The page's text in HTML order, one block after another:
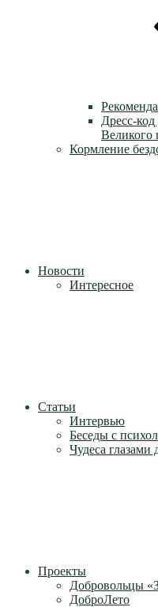
Дресс-
Великого
Кормление
Новости
Интересное
Статьи
Интервью
Беседы с
Чудеса глазами
Проекты
Добровольцы
ДоброЛето